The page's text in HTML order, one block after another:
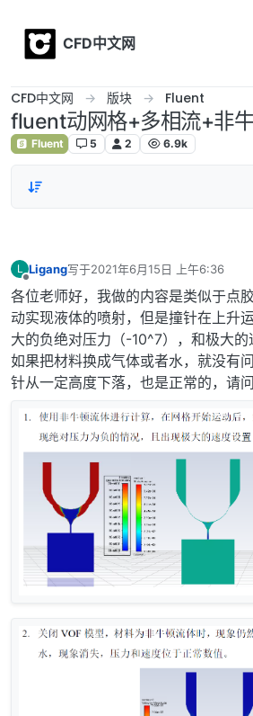
CFD中文网
CFD中文网 版块 Fluent
fluent动网格+多相流+非
Fluent 5 2 6.9k
L
离线
Ligang写于2021年6月15日 上午6:36
最后由 编辑
各位老师好，我做的内容是类似于点
动实现液体的喷射，但是撞针在上升
大的负绝对压力（-10^7），和极大的
如果把材料换成气体或者水，就没有
针从一定高度下落，也是正常的，请